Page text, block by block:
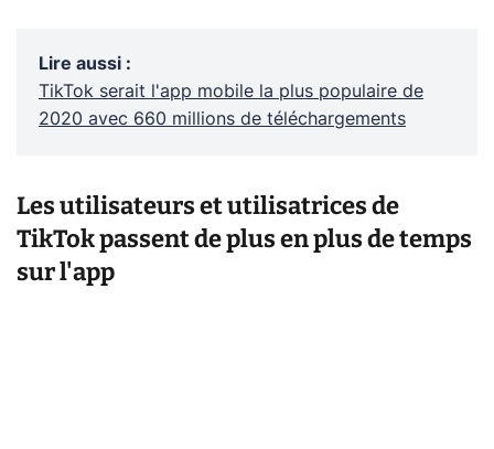
Lire aussi :
TikTok serait l'app mobile la plus populaire de
2020 avec 660 millions de téléchargements
Les utilisateurs et utilisatrices de
TikTok passent de plus en plus de temps
sur l'app